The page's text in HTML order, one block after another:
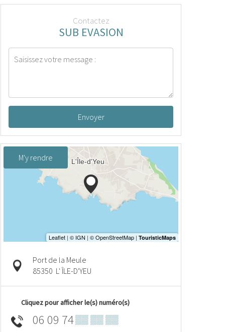
Contactez
SUB EVASION
Envoyer
M'y rendre
Port de la Meule
85350 L' ÎLE-D'YEU
Cliquez pour afficher le(s) numéro(s)
06 09 74▒▒ ▒▒ ▒▒